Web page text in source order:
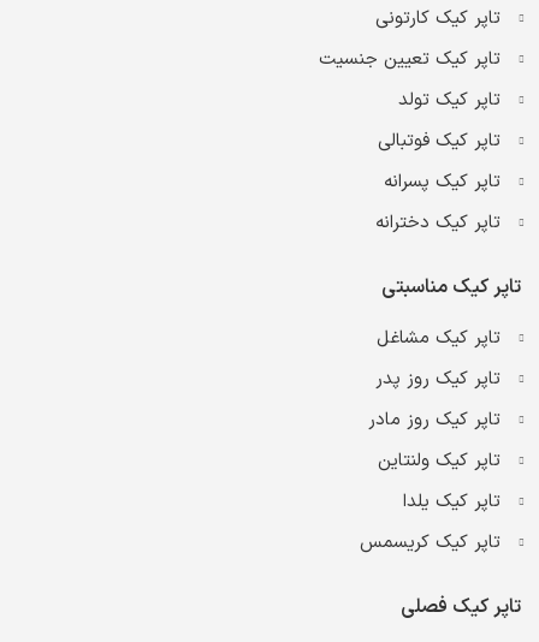
تاپر کیک کارتونی
تاپر کیک تعیین جنسیت
تاپر کیک تولد
تاپر کیک فوتبالی
تاپر کیک پسرانه
تاپر کیک دخترانه
تاپر کیک مناسبتی
تاپر کیک مشاغل
تاپر کیک روز پدر
تاپر کیک روز مادر
تاپر کیک ولنتاین
تاپر کیک یلدا
تاپر کیک کریسمس
تاپر کیک فصلی